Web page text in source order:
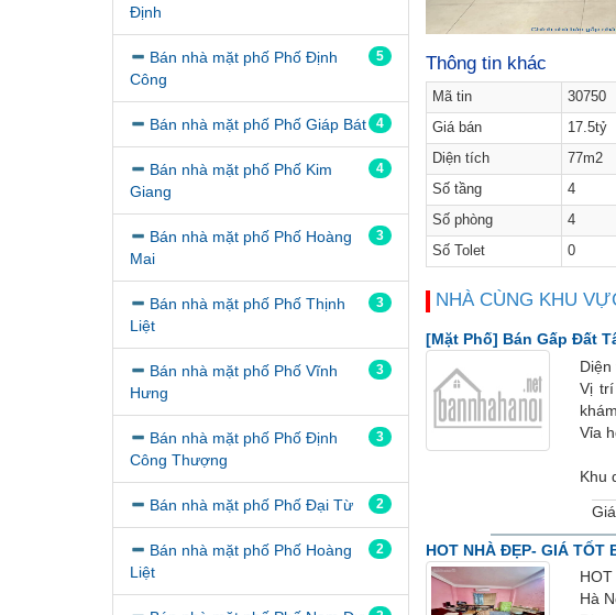
Định
5
Bán nhà mặt phố Phố Định
Công
4
Bán nhà mặt phố Phố Giáp Bát
4
Bán nhà mặt phố Phố Kim
Giang
3
Bán nhà mặt phố Phố Hoàng
Mai
3
Bán nhà mặt phố Phố Thịnh
Liệt
3
Bán nhà mặt phố Phố Vĩnh
Hưng
3
Bán nhà mặt phố Phố Định
Công Thượng
2
Bán nhà mặt phố Phố Đại Từ
2
Bán nhà mặt phố Phố Hoàng
Liệt
Thông tin khác
Mã tin
30750
Giá bán
17.5tỷ
Diện tích
77m2
Số tầng
4
Số phòng
4
Số Tolet
0
NHÀ CÙNG KHU
[Mặt Phố] Bán Gấp Đất
Diện
Vị
Vỉa
Khu
HOT NHÀ ĐẸP- GIÁ TỐT
Hà